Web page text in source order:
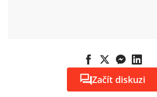
Začít diskuzi